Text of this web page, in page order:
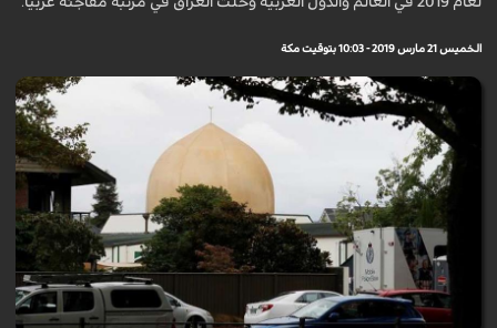
الخميس 21 مارس 2019 - 10:03 بتوقيت مكة